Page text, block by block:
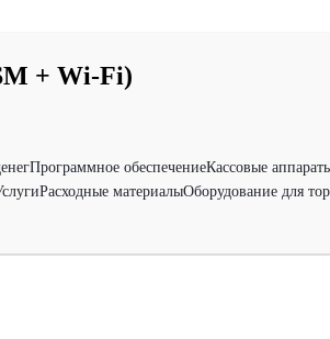
+ Wi-Fi)
Программное обеспечениеКассовые
Расходные материалыОборудование для